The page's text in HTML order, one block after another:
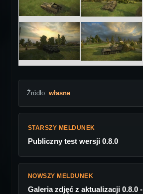
Źródło: własne
STARSZY MELDUNEK
Publiczny test wersji 0.8.0
NOWSZY MELDUNEK
Galeria zdjęć z aktualizacji 0.8.0 -